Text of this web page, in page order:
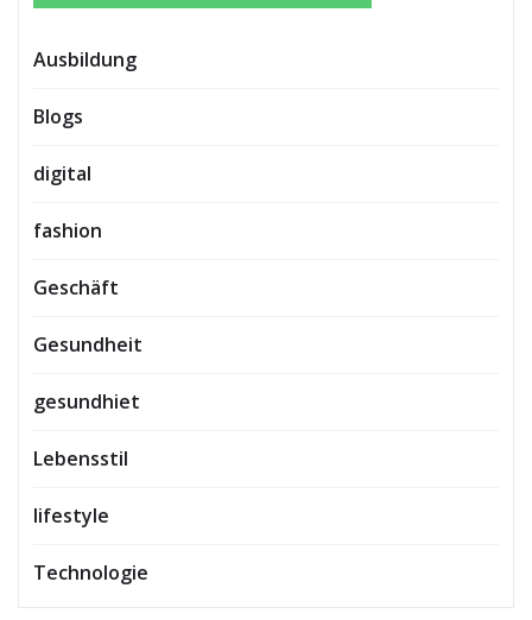
Ausbildung
Blogs
digital
fashion
Geschäft
Gesundheit
gesundhiet
Lebensstil
lifestyle
Technologie